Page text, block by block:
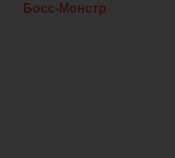
Босс-Монстр